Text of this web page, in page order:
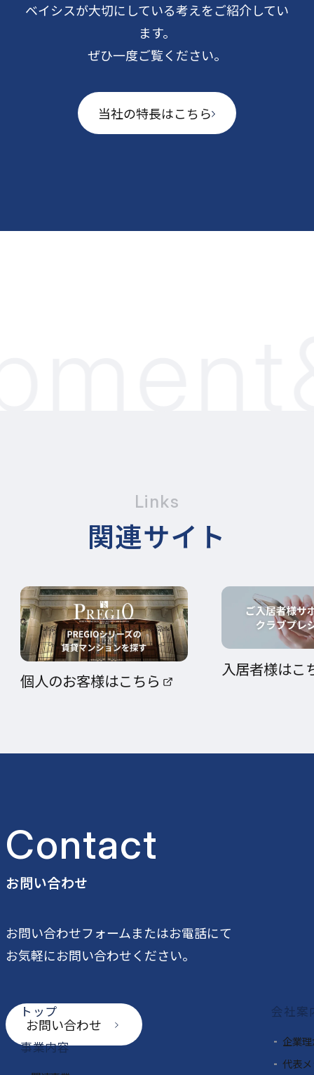
ベイシスが大切にしている考えをご紹介してい
ます。
ぜひ一度ご覧ください。
当社の特長はこちら
Links
関連サイト
個人のお客様はこちら
入居者様はこ
Contact
お問い合わせ
お問い合わせフォームまたはお電話にて
お気軽にお問い合わせください。
お問い合わせ
トップ
事業内容
会社案
企業
代表